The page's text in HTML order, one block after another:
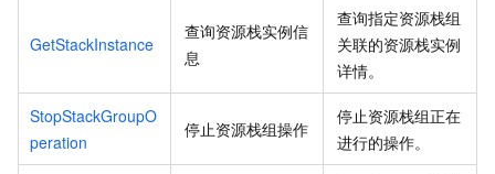
GetStackInstance
查询资源栈实例信
息
查询指定资源栈组
关联的资源栈实例
详情。
StopStackGroupO
peration
停止资源栈组操作
停止资源栈组正在
进行的操作。